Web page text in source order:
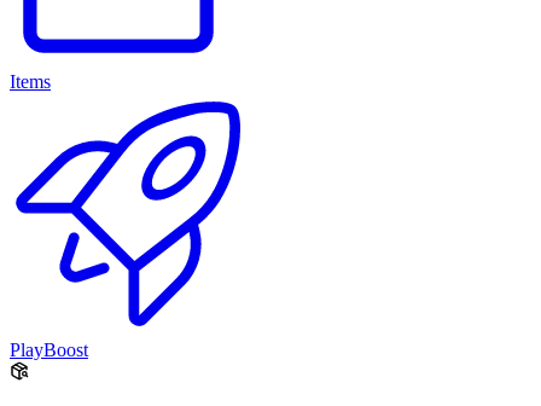
Items
PlayBoost